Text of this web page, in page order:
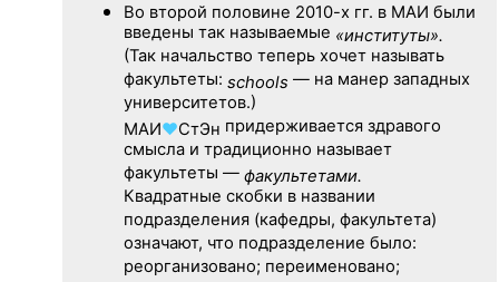
Во второй половине 2010-х гг. в МАИ были
введены так называемые «институты».
(Так начальство теперь хочет называть
факультеты: schools — на манер западных
университетов.)
МАИ♥СтЭн придерживается здравого
смысла и традиционно называет
факультеты — факультетами.
Квадратные скобки в названии
подразделения (кафедры, факультета)
означают, что подразделение было:
реорганизовано; переименовано;